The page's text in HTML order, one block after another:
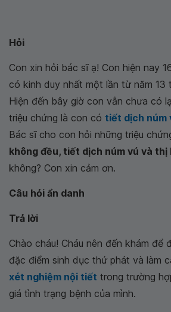
Hỏi
Con xin hỏi bác sĩ ạ! Con hiện nay
có kinh duy nhất một lần từ năm 13
Hiện đến bây giờ con vẫn chưa có
triệu chứng là con có tiết dịch núm
Bác sĩ cho con hỏi những triệu
không đều, tiết dịch núm vú và thị
không? Con xin cảm ơn.
Câu hỏi ẩn danh
Trả lời
Chào cháu! Cháu nên đến khám để
đặc điểm sinh dục thứ phát và làm
xét nghiệm nội tiết trong trường
giá tình trạng bệnh của mình.